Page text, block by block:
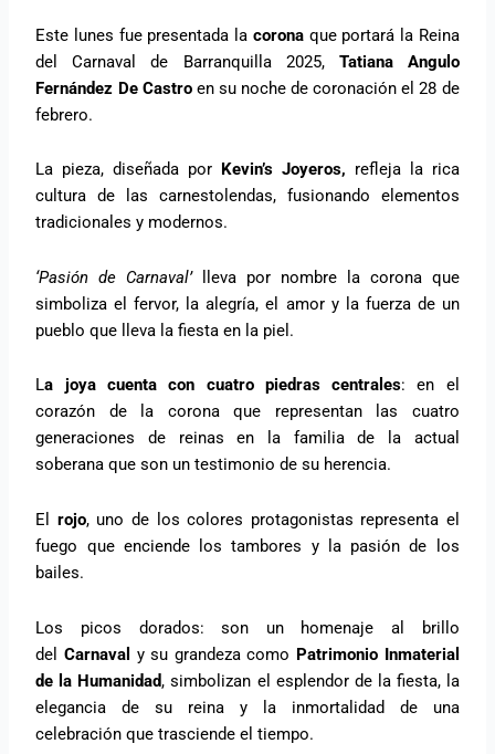
Este lunes fue presentada la corona que portará la Reina
del Carnaval de Barranquilla 2025, Tatiana Angulo
Fernández De Castroen su noche de coronación el 28 de
febrero.
La pieza, diseñada por Kevin’s Joyeros, refleja la rica
cultura de las carnestolendas, fusionando elementos
tradicionales y modernos.
‘Pasión de Carnaval’lleva por nombre la corona que
simboliza el fervor, la alegría, el amor y la fuerza de un
pueblo que lleva la fiesta en la piel.
La joya cuenta con cuatro piedras centrales: en el
corazón de la corona que representan las cuatro
generaciones de reinas en la familia de la actual
soberana que son un testimonio de su herencia.
El rojo, uno de los colores protagonistas representa el
fuego que enciende los tambores y la pasión de los
bailes.
Los picos dorados: son un homenaje al brillo
delCarnaval y su grandeza como Patrimonio Inmaterial
de la Humanidad, simbolizan el esplendor de la fiesta, la
elegancia de su reina y la inmortalidad de una
celebración que trasciende el tiempo.